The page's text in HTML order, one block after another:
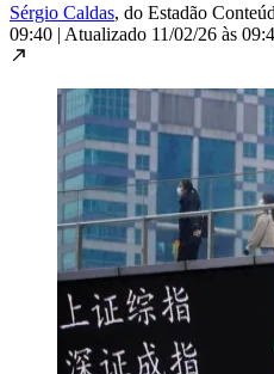
Sérgio Caldas, do Estadão
09:40 | Atualizado 11/02/26 às